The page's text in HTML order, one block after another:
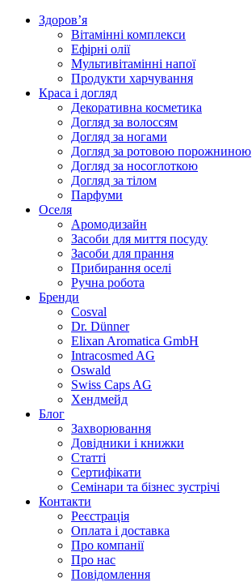
Здоров’я
Вітамінні комплекси
Ефірні олії
Мультивітамінні напої
Продукти харчування
Краса і догляд
Декоративна косметика
Догляд за волоссям
Догляд за ногами
Догляд за ротовою порожниною
Догляд за носоглоткою
Догляд за тілом
Парфуми
Оселя
Аромодизайн
Засоби для миття посуду
Засоби для прання
Прибирання оселі
Ручна робота
Бренди
Cosval
Dr. Dünner
Elixan Aromatica GmbH
Intracosmed AG
Oswald
Swiss Caps AG
Хендмейд
Блог
Захворювання
Довідники і книжки
Статті
Сертифікати
Семінари та бізнес зустрічі
Контакти
Реєстрація
Оплата і доставка
Про компанії
Про нас
Повідомлення